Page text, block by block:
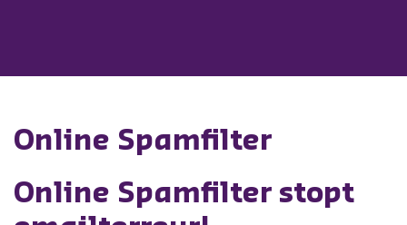
Online Spamfilter
Online Spamfilter stopt